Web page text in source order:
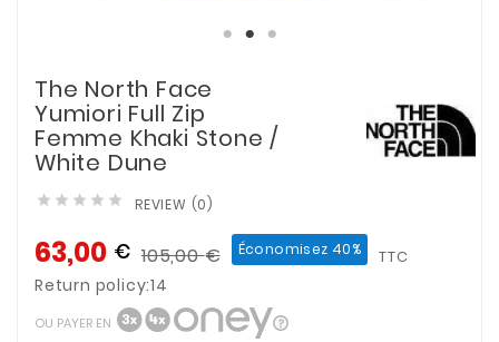
The North Face
Yumiori Full Zip
Femme Khaki Stone /
White Dune
     REVIEW (0)
63,00 € 105,00€ Économisez 40% TTC
Return policy:14
OU PAYER EN